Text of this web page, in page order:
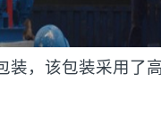
装，该包装采用了